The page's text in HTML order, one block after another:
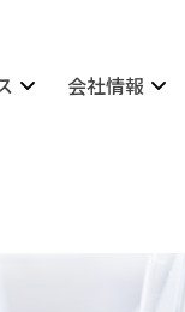
会社情報